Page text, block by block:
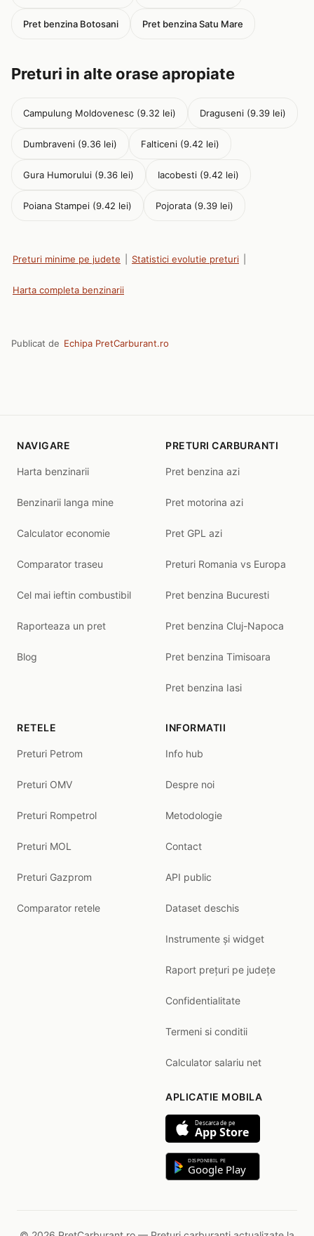
Pret benzina Botosani Pret benzina Satu Mare
Preturi in alte orase apropiate
Campulung Moldovenesc (9.32 lei) Draguseni (9.39 lei)
Dumbraveni (9.36 lei) Falticeni (9.42 lei)
Gura Humorului (9.36 lei) Iacobesti (9.42 lei)
Poiana Stampei (9.42 lei) Pojorata (9.39 lei)
Preturi minime pe judete Statistici evolutie preturi
Harta completa benzinarii
Publicat de Echipa PretCarburant.ro
NAVIGARE
Harta benzinarii
Benzinarii langa mine
Calculator economie
Comparator traseu
Cel mai ieftin combustibil
Raporteaza un pret
Blog
PRETURI CARBURANTI
Pret benzina azi
Pret motorina azi
Pret GPL azi
Preturi Romania vs Europa
Pret benzina Bucuresti
Pret benzina Cluj-Napoca
Pret benzina Timisoara
Pret benzina Iasi
RETELE
Preturi Petrom
Preturi OMV
Preturi Rompetrol
Preturi MOL
Preturi Gazprom
Comparator retele
INFORMATII
Info hub
Despre noi
Metodologie
Contact
API public
Dataset deschis
Instrumente și widget
Raport prețuri pe județe
Confidentialitate
Termeni si conditii
Calculator salariu net
APLICATIE MOBILA
Descarca de pe
App Store
DISPONIBIL PE
Google Play